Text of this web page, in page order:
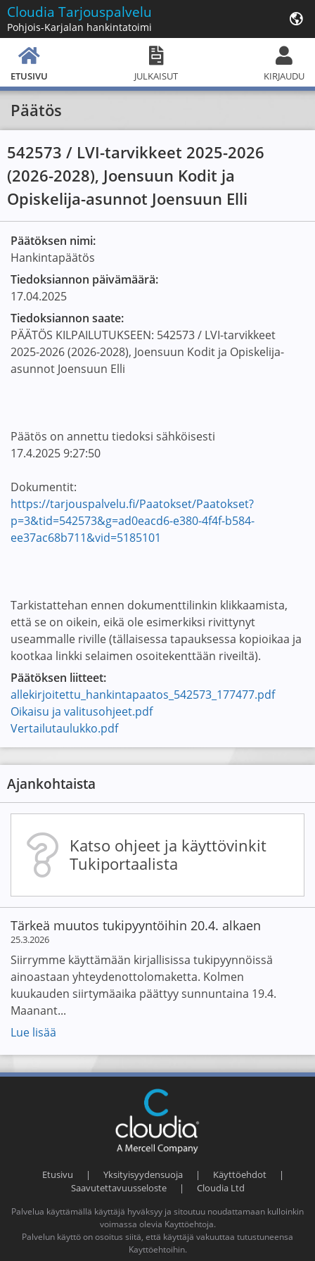
Cloudia Tarjouspalvelu
Pohjois-Karjalan hankintatoimi
ETUSIVU JULKAISUT KIRJAUDU
Päätös
542573 / LVI-tarvikkeet 2025-2026
(2026-2028), Joensuun Kodit ja
Opiskelija-asunnot Joensuun Elli
Päätöksen nimi:
Hankintapäätös
Tiedoksiannon päivämäärä:
17.04.2025
Tiedoksiannon saate:
PÄÄTÖS KILPAILUTUKSEEN: 542573 / LVI-tarvikkeet
2025-2026 (2026-2028), Joensuun Kodit ja Opiskelija-
asunnot Joensuun Elli
Päätös on annettu tiedoksi sähköisesti
17.4.2025 9:27:50
Dokumentit:
https://tarjouspalvelu.fi/Paatokset/Paatokset?
p=3&tid=542573&g=ad0eacd6-e380-4f4f-b584-
ee37ac68b711&vid=5185101
Tarkistattehan ennen dokumenttilinkin klikkaamista,
että se on oikein, eikä ole esimerkiksi rivittynyt
useammalle riville (tällaisessa tapauksessa kopioikaa ja
kootkaa linkki selaimen osoitekenttään riveiltä).
Päätöksen liitteet:
allekirjoitettu_hankintapaatos_542573_177477.pdf
Oikaisu ja valitusohjeet.pdf
Vertailutaulukko.pdf
Ajankohtaista
Katso ohjeet ja käyttövinkit
Tukiportaalista
Tärkeä muutos tukipyyntöihin 20.4. alkaen
25.3.2026
Siirrymme käyttämään kirjallisissa tukipyynnöissä
ainoastaan yhteydenottolomaketta. Kolmen
kuukauden siirtymäaika päättyy sunnuntaina 19.4.
Maanant...
Lue lisää
Etusivu | Yksityisyydensuoja | Käyttöehdot
|
Saavutettavuusseloste
| Cloudia Ltd
Palvelua käyttämällä käyttäjä hyväksyy ja sitoutuu noudattamaan kulloinkin
voimassa olevia Kayttöehtoja.
Palvelun käyttö on osoitus siitä, että käyttäjä vakuuttaa tutustuneensa
Kayttöehtoihin.